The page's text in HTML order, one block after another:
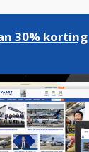
30% korting